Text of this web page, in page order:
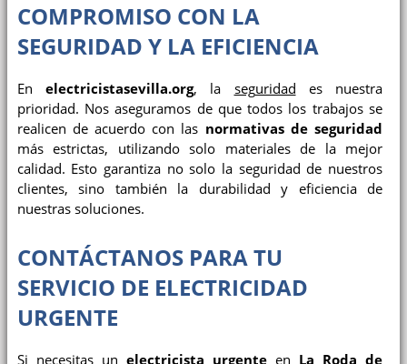
COMPROMISO CON LA
SEGURIDAD Y LA EFICIENCIA
Enelectricistasevilla.org, la seguridad es nuestra
prioridad. Nos aseguramos de que todos los trabajos se
realicen de acuerdo con las normativas de seguridad
más estrictas, utilizando solo materiales de la mejor
calidad. Esto garantiza no solo la seguridad de nuestros
clientes, sino también la durabilidad y eficiencia de
nuestras soluciones.
CONTÁCTANOS PARA TU
SERVICIO DE ELECTRICIDAD
URGENTE
Si necesitas un electricista urgenteen La Roda de